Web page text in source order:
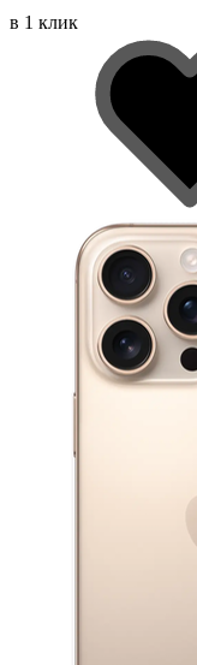
в 1 клик